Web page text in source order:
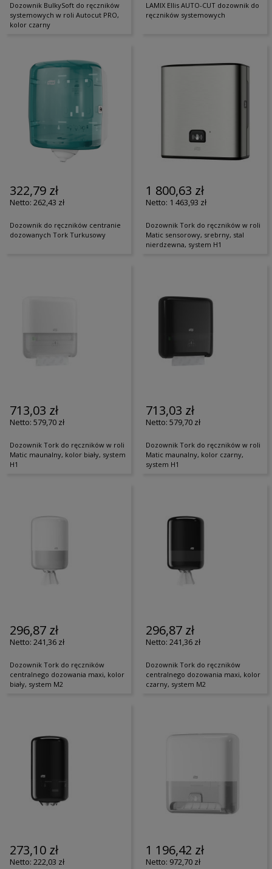
Dozownik BulkySoft do ręczników
systemowych w roli Autocut PRO,
kolor czarny
LAMIX Ellis AUTO-CUT dozownik do
ręczników systemowych
322,79 zł
262,43 zł
Dozownik do ręczników centranie
dozowanych Tork Turkusowy
1 800,63 zł
1 463,93 zł
Dozownik Tork do ręczników w roli
Matic sensorowy, srebrny, stal
nierdzewna, system H1
713,03 zł
579,70 zł
Dozownik Tork do ręczników w roli
Matic maunalny, kolor biały, system
H1
713,03 zł
579,70 zł
Dozownik Tork do ręczników w roli
Matic maunalny, kolor czarny,
system H1
296,87 zł
241,36 zł
Dozownik Tork do ręczników
centralnego dozowania maxi, kolor
biały, system M2
296,87 zł
241,36 zł
Dozownik Tork do ręczników
centralnego dozowania maxi, kolor
czarny, system M2
273,10 zł
222,03 zł
1 196,42 zł
972,70 zł